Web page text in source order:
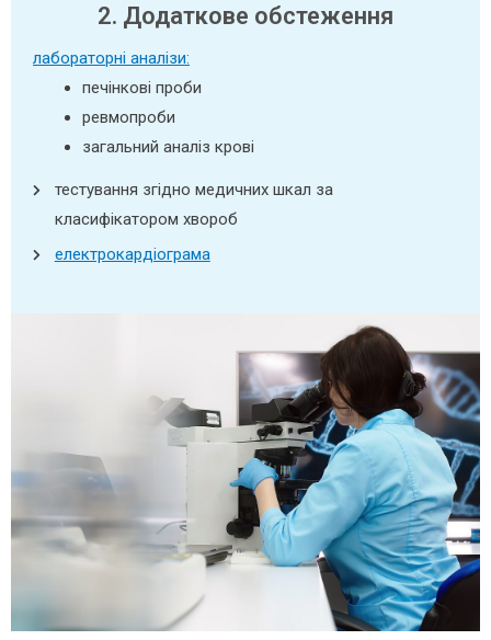
2. Додаткове обстеження
лабораторні аналізи:
печінкові проби
ревмопроби
загальний аналіз крові
тестування згідно медичних шкал за
класифікатором хвороб
електрокардіограма